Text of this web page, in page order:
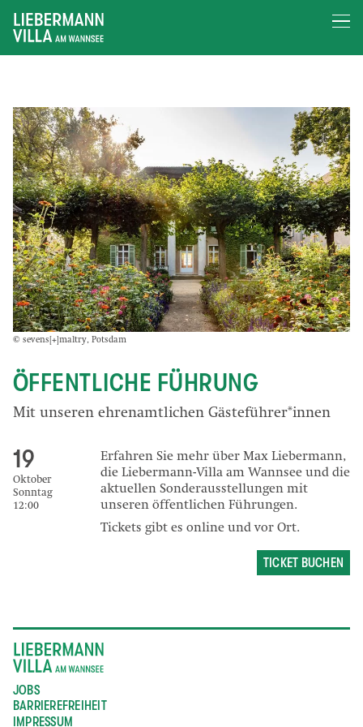
© sevens[+]maltry, Potsdam
ÖFFENTLICHE FÜHRUNG
Mit unseren ehrenamtlichen Gästeführer*innen
Erfahren Sie mehr über Max Liebermann,
die Liebermann-Villa am Wannsee und die
aktuellen Sonderausstellungen mit
unseren öffentlichen Führungen.
Tickets gibt es online und vor Ort.
19
Oktober
Sonntag
12:00
TICKET BUCHEN
JOBS
BARRIEREFREIHEIT
IMPRESSUM